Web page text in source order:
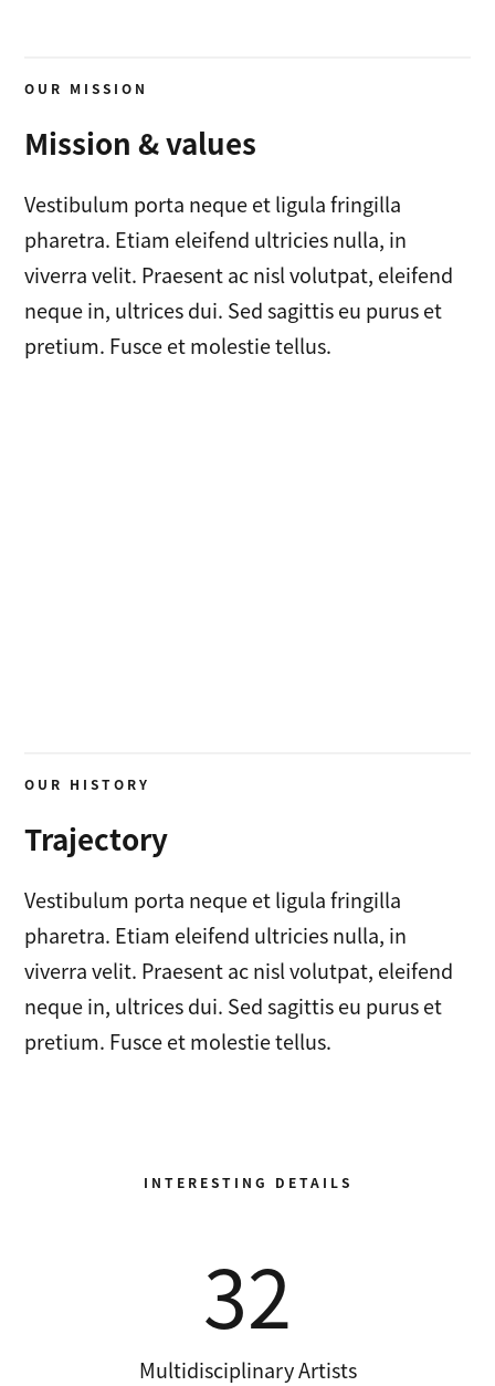
OUR MISSION
Mission & values
Vestibulum porta neque et ligula fringilla
pharetra. Etiam eleifend ultricies nulla, in
viverra velit. Praesent ac nisl volutpat, eleifend
neque in, ultrices dui. Sed sagittis eu purus et
pretium. Fusce et molestie tellus.
OUR HISTORY
Trajectory
Vestibulum porta neque et ligula fringilla
pharetra. Etiam eleifend ultricies nulla, in
viverra velit. Praesent ac nisl volutpat, eleifend
neque in, ultrices dui. Sed sagittis eu purus et
pretium. Fusce et molestie tellus.
INTERESTING DETAILS
32
Multidisciplinary Artists